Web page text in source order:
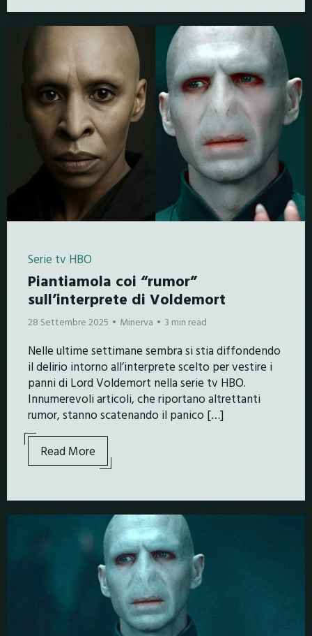
Serie tv HBO
Piantiamola coi “rumor”
sull’interprete di Voldemort
28 Settembre 2025 Minerva 3 min read
Nelle ultime settimane sembra si stia diffondendo
il delirio intorno all’interprete scelto per vestire i
panni di Lord Voldemort nella serie tv HBO.
Innumerevoli articoli, che riportano altrettanti
rumor, stanno scatenando il panico […]
Read More